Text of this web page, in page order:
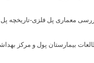
بررسی معماری پل فلزی-تاریخچه
بیمارستان پول و مرکز